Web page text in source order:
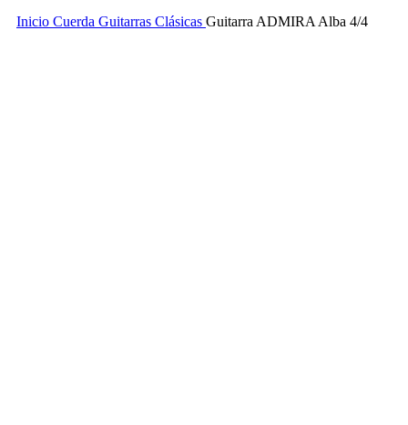
Inicio Cuerda Guitarras Clásicas Guitarra ADMIRA Alba 4/4